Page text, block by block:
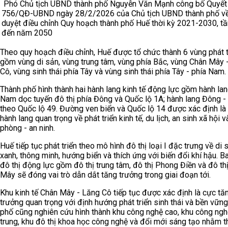
Phó Chủ tịch UBND thành phố Nguyễn Văn Mạnh công bố
756/QĐ-UBND ngày 28/2/2026 của Chủ tịch UBND thành phố
duyệt điều chỉnh Quy hoạch thành phố Huế thời kỳ 2021-2030,
đến năm 2050
Theo quy hoạch điều chỉnh, Huế được tổ chức thành 6 vùng phát
gồm vùng di sản, vùng trung tâm, vùng phía Bắc, vùng Chân Mây
Cô, vùng sinh thái phía Tây và vùng sinh thái phía Tây - phía Nam.
Thành phố hình thành hai hành lang kinh tế động lực gồm hành
Nam dọc tuyến đô thị phía Đông và Quốc lộ 1A; hành lang Đông -
theo Quốc lộ 49. Đường ven biển và Quốc lộ 14 được xác định là
hành lang quan trọng về phát triển kinh tế, du lịch, an sinh xã hội
phòng - an ninh.
Huế tiếp tục phát triển theo mô hình đô thị loại I đặc trưng về di
xanh, thông minh, hướng biển và thích ứng với biến đổi khí hậu.
đô thị động lực gồm đô thị trung tâm, đô thị Phong Điền và đô
Mây sẽ đóng vai trò dẫn dắt tăng trưởng trong giai đoạn tới.
Khu kinh tế Chân Mây - Lăng Cô tiếp tục được xác định là cực
trưởng quan trọng với định hướng phát triển sinh thái và bền
phố cũng nghiên cứu hình thành khu công nghệ cao, khu công
trung, khu đô thị khoa học công nghệ và đổi mới sáng tạo nhằm